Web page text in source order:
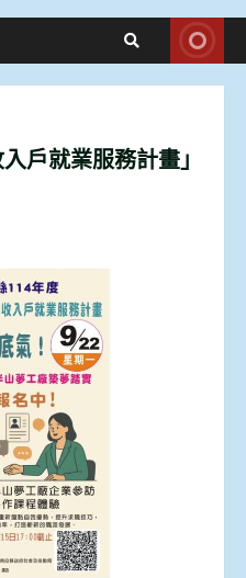
戶就業服務計畫」